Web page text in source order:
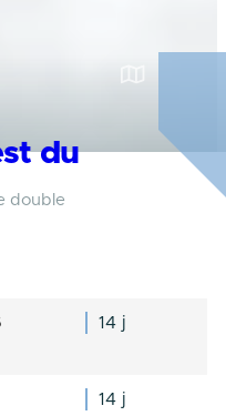
du
double
14 j
14 j